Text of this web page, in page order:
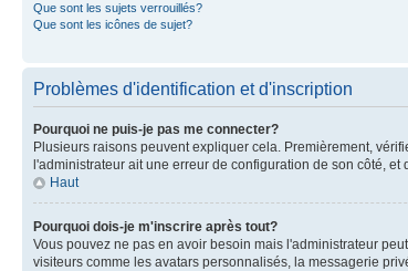
Que sont les sujets verrouillés?
Que sont les icônes de sujet?
Problèmes d'identification et d'inscription
Pourquoi ne puis-je pas me connecter?
Plusieurs raisons peuvent expliquer cela. Premièrement,
l'administrateur ait une erreur de configuration de son côté,
Haut
Pourquoi dois-je m'inscrire après tout?
Vous pouvez ne pas en avoir besoin mais l'administrateur
visiteurs comme les avatars personnalisés, la messagerie